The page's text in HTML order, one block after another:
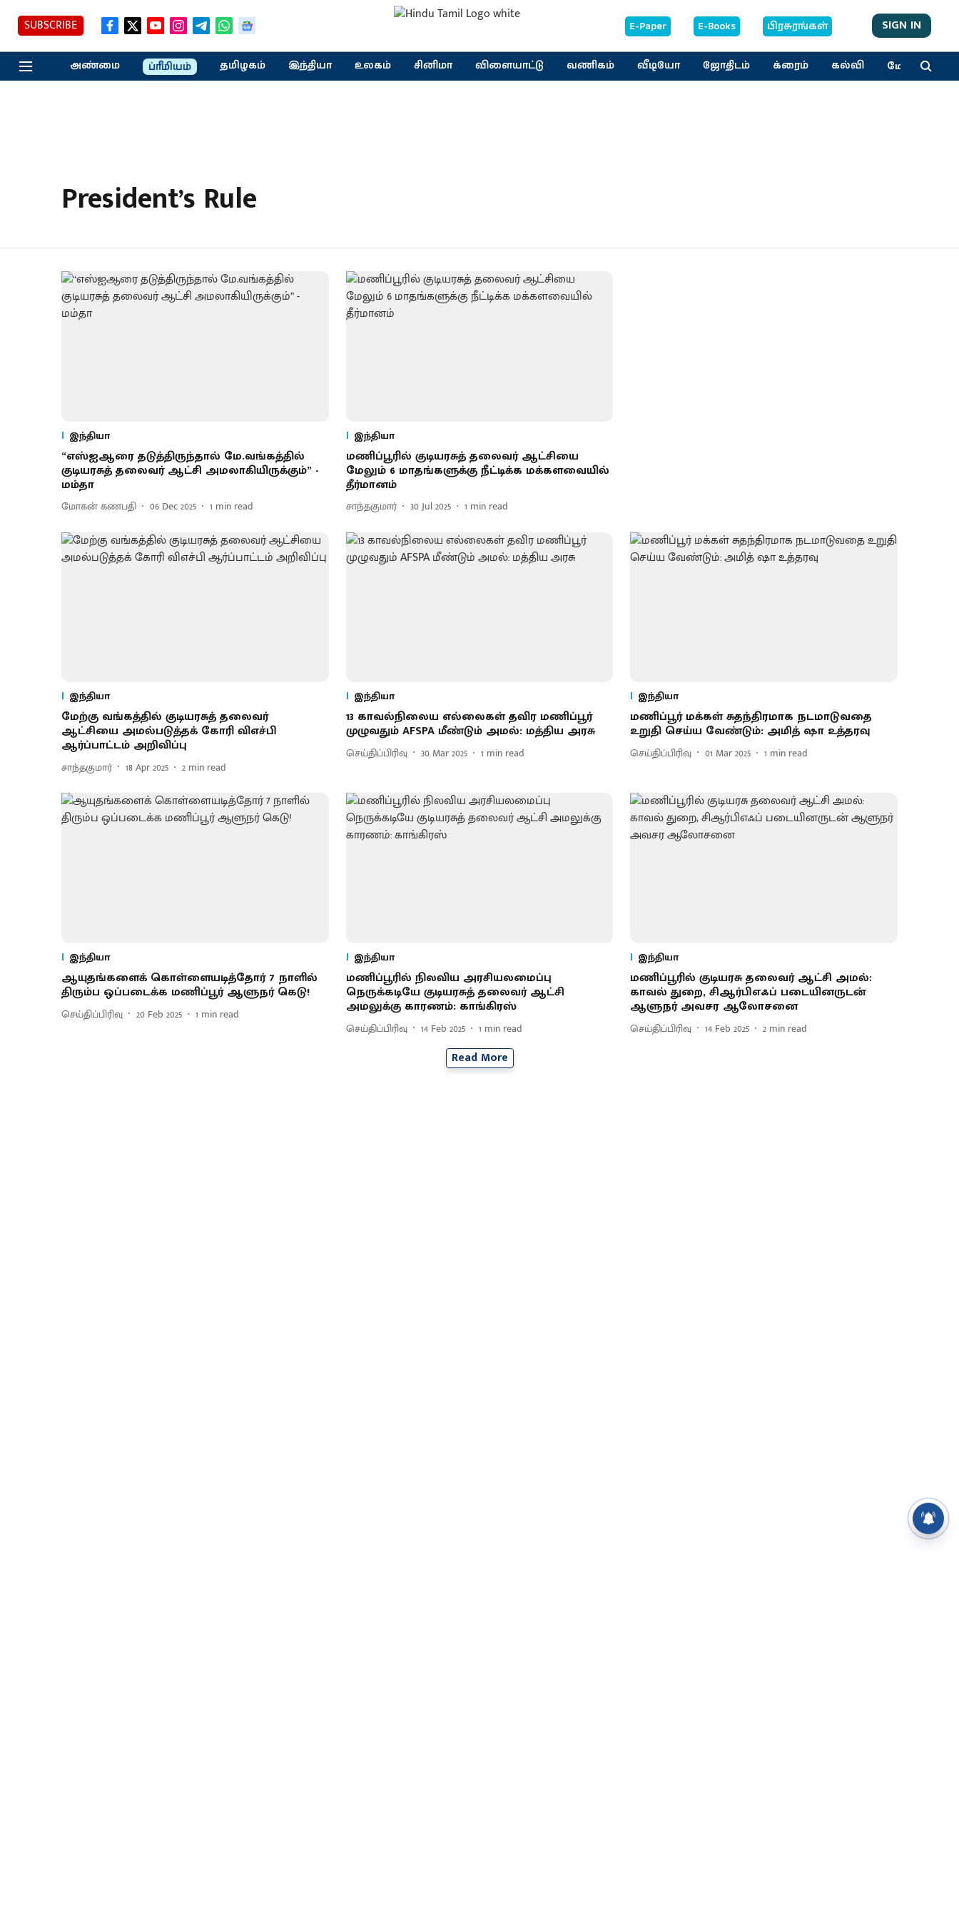
SUBSCRIBE E-Paper E-Books பிரசுரங்கள் SIGN IN
அண்மை ப்ரீமியம் தமிழகம் இந்தியா உலகம் சினிமா விளையாட்டு வணிகம் வீடியோ ஜோதிடம் க்ரைம் கல்வி மேலும்
President’s Rule
இந்தியா
“எஸ்ஐஆரை தடுத்திருந்தால் மே.வங்கத்தில்
குடியரசுத் தலைவர் ஆட்சி அமலாகியிருக்கும்” -
மம்தா
மோகன் கணபதி 06 Dec 2025 1 min read
இந்தியா
மணிப்பூரில் குடியரசுத் தலைவர் ஆட்சியை
மேலும் 6 மாதங்களுக்கு நீட்டிக்க மக்களவையில்
தீர்மானம்
சாந்தகுமார் 30 Jul 2025 1 min read
இந்தியா
மேற்கு வங்கத்தில் குடியரசுத் தலைவர்
ஆட்சியை அமல்படுத்தக் கோரி விஎச்பி
ஆர்ப்பாட்டம் அறிவிப்பு
சாந்தகுமார் 18 Apr 2025 2 min read
இந்தியா
13 காவல்நிலைய எல்லைகள் தவிர மணிப்பூர்
முழுவதும் AFSPA மீண்டும் அமல்: மத்திய அரசு
செய்திப்பிரிவு 30 Mar 2025 1 min read
இந்தியா
மணிப்பூர் மக்கள் சுதந்திரமாக நடமாடுவதை
உறுதி செய்ய வேண்டும்: அமித் ஷா உத்தரவு
செய்திப்பிரிவு 01 Mar 2025 1 min read
இந்தியா
ஆயுதங்களைக் கொள்ளையடித்தோர் 7 நாளில்
திரும்ப ஒப்படைக்க மணிப்பூர் ஆளுநர் கெடு!
செய்திப்பிரிவு 20 Feb 2025 1 min read
இந்தியா
மணிப்பூரில் நிலவிய அரசியலமைப்பு
நெருக்கடியே குடியரசுத் தலைவர் ஆட்சி
அமலுக்கு காரணம்: காங்கிரஸ்
செய்திப்பிரிவு 14 Feb 2025 1 min read
இந்தியா
மணிப்பூரில் குடியரசு தலைவர் ஆட்சி அமல்:
காவல் துறை, சிஆர்பிஎஃப் படையினருடன்
ஆளுநர் அவசர ஆலோசனை
செய்திப்பிரிவு 14 Feb 2025 2 min read
Read More